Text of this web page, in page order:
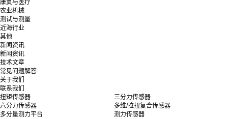
康复与医疗
农业机械
测试与测量
近海行业
其他
新闻资讯
新闻资讯
技术文章
常见问题解答
关于我们
联系我们
扭矩传感器
三分力传感器
六分力传感器
多维/拉扭复合传感器
多分量测力平台
测力传感器